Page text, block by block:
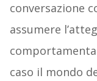
conversazione
assumere
caso il mondo